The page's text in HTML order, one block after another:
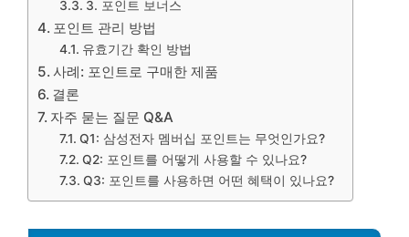
3. 포인트 보너스
포인트 관리 방법
유효기간 확인 방법
사례: 포인트로 구매한 제품
결론
자주 묻는 질문 Q&A
Q1: 삼성전자 멤버십 포인트는 무엇인가요?
Q2: 포인트를 어떻게 사용할 수 있나요?
Q3: 포인트를 사용하면 어떤 혜택이 있나요?